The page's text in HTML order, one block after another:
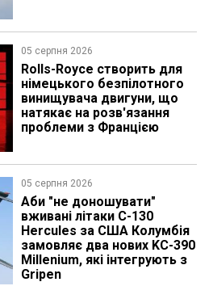
05 серпня 2026
Rolls-Royce створить для
німецького безпілотного
винищувача двигуни, що
натякає на розв'язання
проблеми з Францією
05 серпня 2026
Аби "не доношувати"
вживані літаки C-130
Hercules за США Колумбія
замовляє два нових KC-390
Millenium, які інтегрують з
Gripen